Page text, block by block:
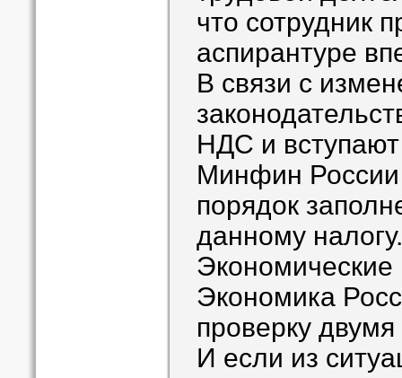
что сотрудник
аспирантуре
В связи с
НДС и вступают
Минфин России
порядок
данному налогу.
Экономические
Экономика
проверку
И если из